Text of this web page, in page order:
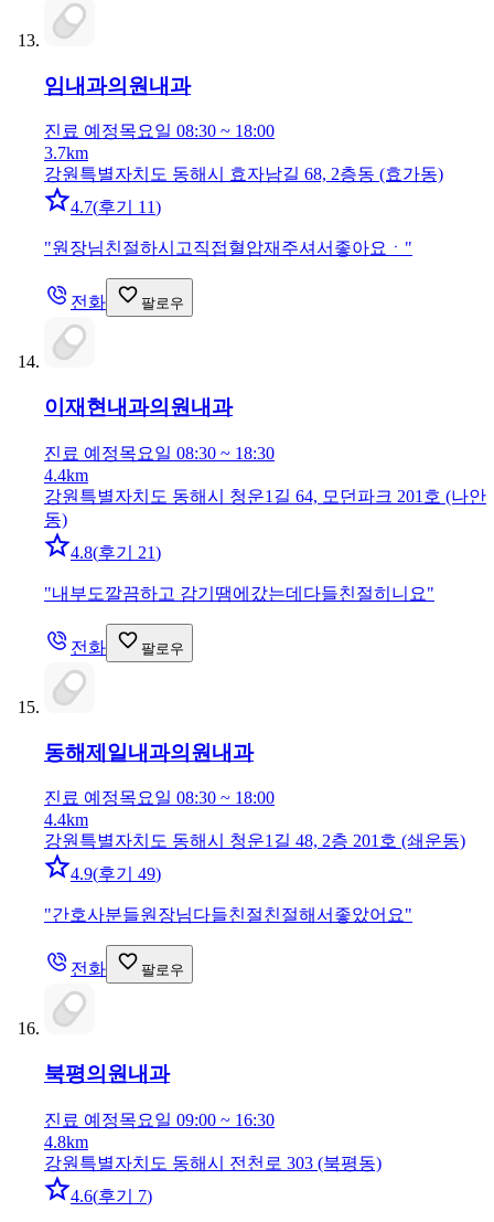
임내과의원 내과
진료 예정목요일 08:30 ~ 18:00
3.7km
강원특별자치도 동해시 효자남길 68, 2층동 (효가동)
4.7(후기 11)
"원장님친절하시고직접혈압재주셔서좋아요ㆍ "
전화 팔로우
이재현내과의원 내과
진료 예정목요일 08:30 ~ 18:30
4.4km
강원특별자치도 동해시 청운1길 64, 모던파크 201호 (나안
동)
4.8(후기 21)
"내부도깔끔하고 감기땜에갔는데다들친절히니요"
전화 팔로우
동해제일내과의원 내과
진료 예정목요일 08:30 ~ 18:00
4.4km
강원특별자치도 동해시 청운1길 48, 2층 201호 (쇄운동)
4.9(후기 49)
"간호사분들원장님다들친절친절해서좋았어요"
전화 팔로우
북평의원 내과
진료 예정목요일 09:00 ~ 16:30
4.8km
강원특별자치도 동해시 전천로 303 (북평동)
4.6(후기 7)